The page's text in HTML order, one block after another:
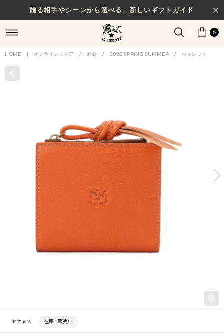
贈る相手やシーンから選べる、新しいギフトガイド
0
HOME | オンラインストア / 新着 / 2026 SPRING SUMMER / ウォレット
ヤケヌメ 在庫 : 販売中